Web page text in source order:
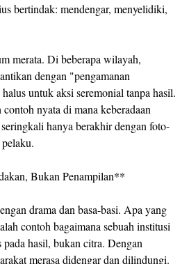
bertindak: mendengar, menyelidiki,
merata. Di beberapa wilayah,
dengan "pengamanan
untuk aksi seremonial tanpa hasil.
nyata di mana keberadaan
hanya berakhir dengan foto-
Bukan Penampilan**
drama dan basa-basi. Apa yang
contoh bagaimana sebuah institusi
hasil, bukan citra. Dengan
merasa didengar dan dilindungi.